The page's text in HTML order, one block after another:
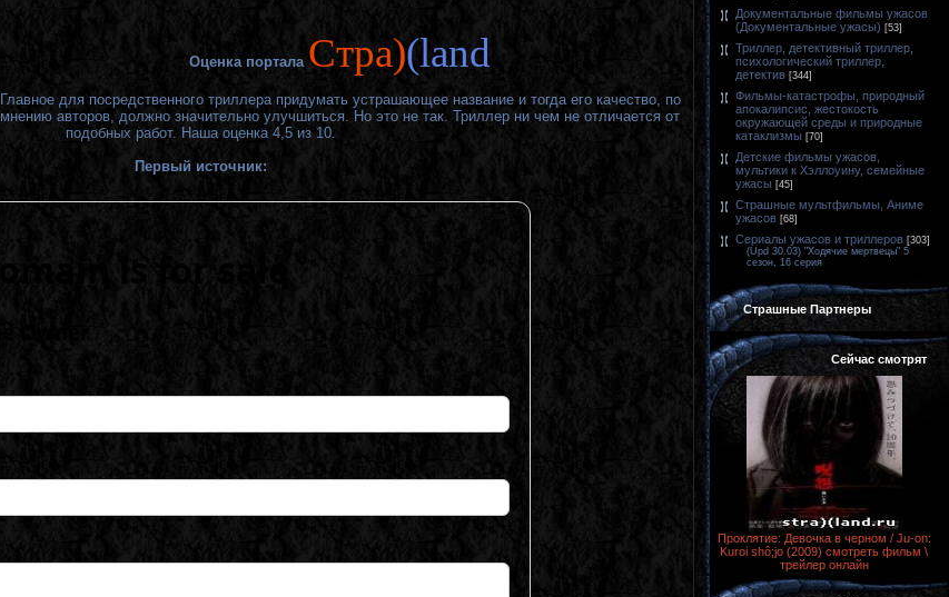
Оценка портала Cтра)(land
Главное для посредственного триллера придумать устрашающее название и тогда его качество, по
мнению авторов, должно значительно улучшиться. Но это не так. Триллер ни чем не отличается от
подобных работ. Наша оценка 4,5 из 10.
Первый источник:
Документальные фильмы ужасов
(Документальные ужасы) [53]
Триллер, детективный триллер,
психологический триллер,
детектив [344]
Фильмы-катастрофы, природный
апокалипсис, жестокость
окружающей среды и природные
катаклизмы [70]
Детские фильмы ужасов,
мультики к Хэллоуину, семейные
ужасы [45]
Страшные мультфильмы, Аниме
ужасов [68]
Сериалы ужасов и триллеров [303]
(Upd 30.03) "Ходячие мертвецы" 5
сезон, 16 серия
Страшные Партнеры
Сейчас смотрят
Проклятие: Девочка в черном / Ju-on:
Kuroi shô;jo (2009) смотреть фильм \
трейлер онлайн